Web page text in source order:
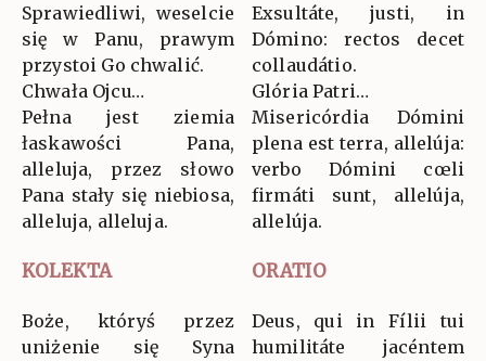
Sprawiedliwi, weselcie
się w Panu, prawym
przystoi Go chwalić.
Chwała Ojcu…
Pełna jest ziemia
łaskawości Pana,
alleluja, przez słowo
Pana stały się niebiosa,
alleluja, alleluja.
Exsultáte, justi, in
Dómino: rectos decet
collaudátio.
Glória Patri…
Misericórdia Dómini
plena est terra, allelúja:
verbo Dómini cœli
firmáti sunt, allelúja,
allelúja.
KOLEKTA ORATIO
Boże, któryś przez
uniżenie się Syna
Deus, qui in Fílii tui
humilitáte jacéntem